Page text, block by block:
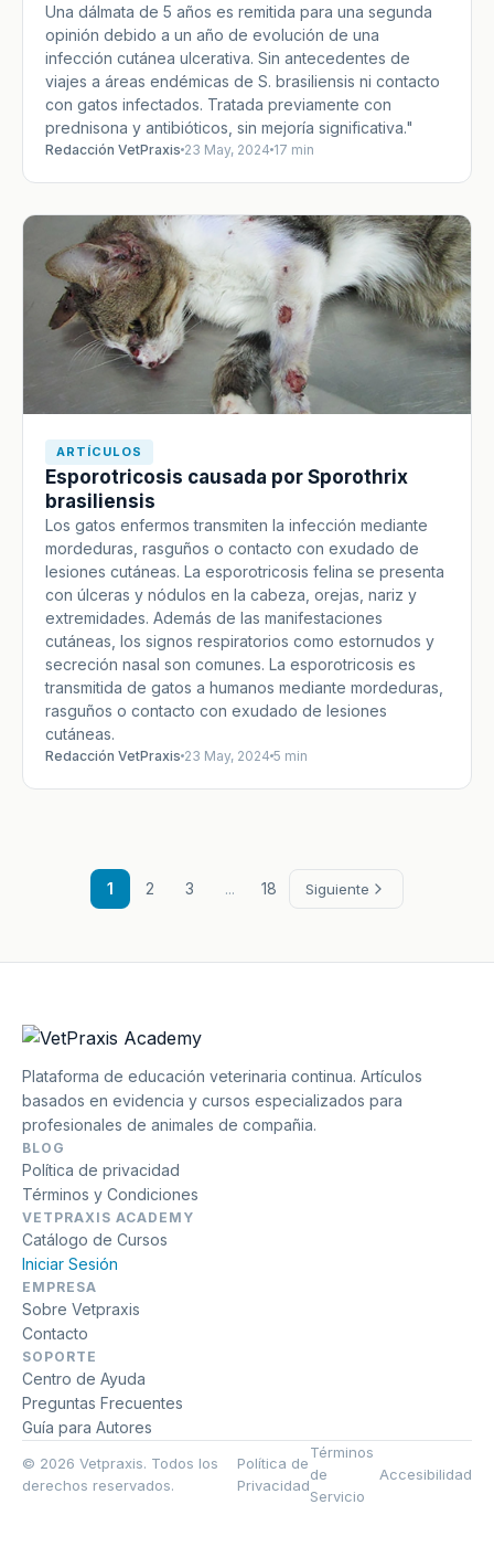
Una dálmata de 5 años es remitida para una segunda
opinión debido a un año de evolución de una
infección cutánea ulcerativa. Sin antecedentes de
viajes a áreas endémicas de S. brasiliensis ni contacto
con gatos infectados. Tratada previamente con
prednisona y antibióticos, sin mejoría significativa."
Redacción VetPraxis 23 May, 2024 17 min
ARTÍCULOS
Esporotricosis causada por Sporothrix
brasiliensis
Los gatos enfermos transmiten la infección mediante
mordeduras, rasguños o contacto con exudado de
lesiones cutáneas. La esporotricosis felina se presenta
con úlceras y nódulos en la cabeza, orejas, nariz y
extremidades. Además de las manifestaciones
cutáneas, los signos respiratorios como estornudos y
secreción nasal son comunes. La esporotricosis es
transmitida de gatos a humanos mediante mordeduras,
rasguños o contacto con exudado de lesiones
cutáneas.
Redacción VetPraxis 23 May, 2024 5 min
1 2 3 ... 18 Siguiente
Plataforma de educación veterinaria continua. Artículos
basados en evidencia y cursos especializados para
profesionales de animales de compañia.
BLOG
Política de privacidad
Términos y Condiciones
VETPRAXIS ACADEMY
Catálogo de Cursos
Iniciar Sesión
EMPRESA
Sobre Vetpraxis
Contacto
SOPORTE
Centro de Ayuda
Preguntas Frecuentes
Guía para Autores
© 2026 Vetpraxis. Todos los
derechos reservados.
Política de
Privacidad
Términos
de
Servicio
Accesibilidad